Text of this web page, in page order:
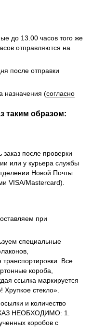
до 13.00 часов того же
отправляются на
после отправки
назначения (согласно
таким образом:
заказ после проверки
или у курьера службы
Новой Почты
VISA/Mastercard).
при
специальные
Все
короба,
ссылка маркируется
стекло».
и количество
НЕОБХОДИМО: 1.
коробов с